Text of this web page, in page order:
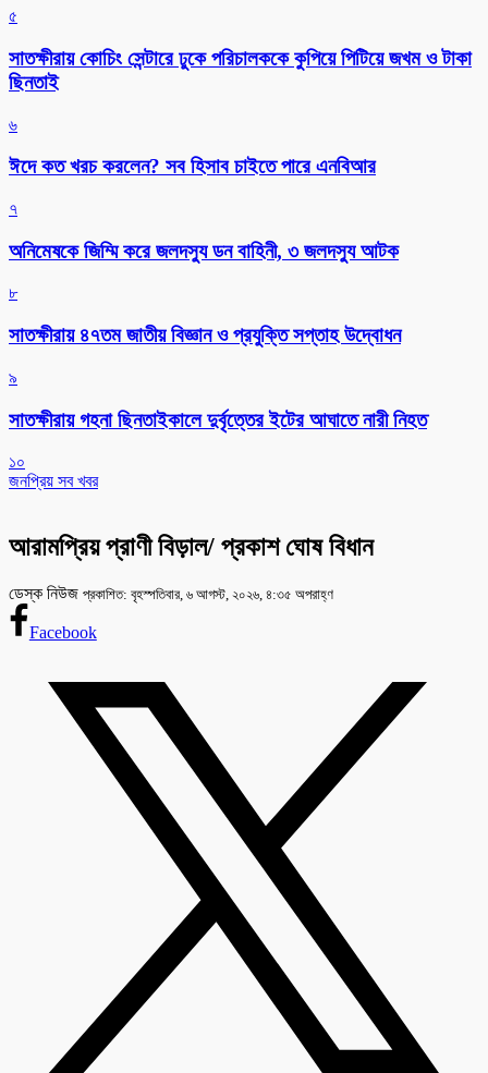
৫
সাতক্ষীরায় কোচিং সেন্টারে ঢুকে পরিচালককে কুপিয়ে পিটিয়ে জখম ও টাকা
ছিনতাই
৬
ঈদে কত খরচ করলেন? সব হিসাব চাইতে পারে এনবিআর
৭
অনিমেষকে জিম্মি করে জলদস্যু ডন বাহিনী, ৩ জলদস্যু আটক
৮
সাতক্ষীরায় ৪৭তম জাতীয় বিজ্ঞান ও প্রযুক্তি সপ্তাহ উদ্বোধন
৯
সাতক্ষীরায় গহনা ছিনতাইকালে দুর্বৃত্তের ইটের আঘাতে নারী নিহত
১০
জনপ্রিয় সব খবর
আরামপ্রিয় প্রাণী বিড়াল/ প্রকাশ ঘোষ বিধান
ডেস্ক নিউজ প্রকাশিত: বৃহস্পতিবার, ৬ আগস্ট, ২০২৬, ৪:৩৫ অপরাহ্ণ
Facebook